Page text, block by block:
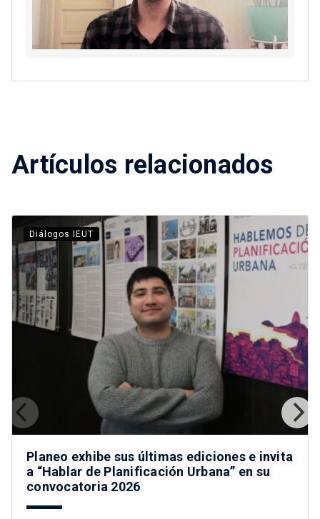
Artículos relacionados
Diálogos IEUT
Planeo exhibe sus últimas ediciones e invita
a “Hablar de Planificación Urbana” en su
convocatoria 2026